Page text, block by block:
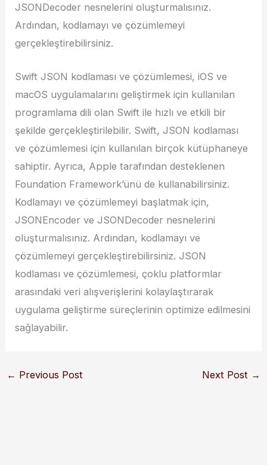
JSONDecoder nesnelerini oluşturmalısınız.
Ardından, kodlamayı ve çözümlemeyi
gerçekleştirebilirsiniz.
Swift JSON kodlaması ve çözümlemesi, iOS ve
macOS uygulamalarını geliştirmek için kullanılan
programlama dili olan Swift ile hızlı ve etkili bir
şekilde gerçekleştirilebilir. Swift, JSON kodlaması
ve çözümlemesi için kullanılan birçok kütüphaneye
sahiptir. Ayrıca, Apple tarafından desteklenen
Foundation Framework’ünü de kullanabilirsiniz.
Kodlamayı ve çözümlemeyi başlatmak için,
JSONEncoder ve JSONDecoder nesnelerini
oluşturmalısınız. Ardından, kodlamayı ve
çözümlemeyi gerçekleştirebilirsiniz. JSON
kodlaması ve çözümlemesi, çoklu platformlar
arasındaki veri alışverişlerini kolaylaştırarak
uygulama geliştirme süreçlerinin optimize edilmesini
sağlayabilir.
← Previous Post Next Post →